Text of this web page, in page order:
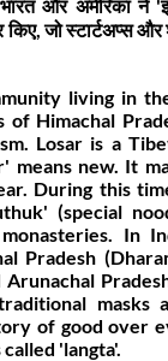
और अमेरिका ने
किए, जो स्टार्टअप्स
living in
of Himachal
Losar is a
means new. It
During this
(special
In
Pradesh
Arunachal
masks
of good over
'langta'.